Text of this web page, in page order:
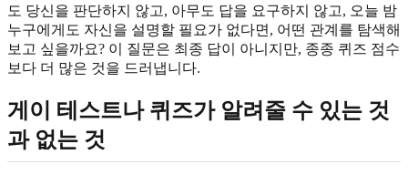
도 당신을 판단하지 않고, 아무도 답을 요구하지 않고, 오늘 밤
누구에게도 자신을 설명할 필요가 없다면, 어떤 관계를 탐색해
보고 싶을까요? 이 질문은 최종 답이 아니지만, 종종 퀴즈 점수
보다 더 많은 것을 드러냅니다.
게이 테스트나 퀴즈가 알려줄 수 있는 것
과 없는 것